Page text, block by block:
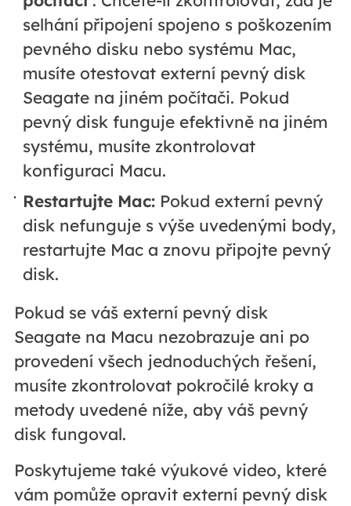
selhání připojení spojeno s poškozením
pevného disku nebo systému Mac,
musíte otestovat externí pevný disk
Seagate na jiném počítači. Pokud
pevný disk funguje efektivně na jiném
systému, musíte zkontrolovat
konfiguraci Macu.
Restartujte Mac: Pokud externí pevný
disk nefunguje s výše uvedenými body,
restartujte Mac a znovu připojte pevný
disk.
Pokud se váš externí pevný disk
Seagate na Macu nezobrazuje ani po
provedení všech jednoduchých řešení,
musíte zkontrolovat pokročilé kroky a
metody uvedené níže, aby váš pevný
disk fungoval.
Poskytujeme také výukové video, které
vám pomůže opravit externí pevný disk